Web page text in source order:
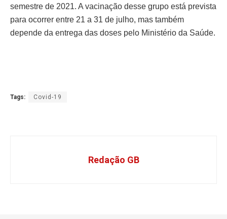
semestre de 2021. A vacinação desse grupo está prevista
para ocorrer entre 21 a 31 de julho, mas também
depende da entrega das doses pelo Ministério da Saúde.
Tags: Covid-19
Redação GB